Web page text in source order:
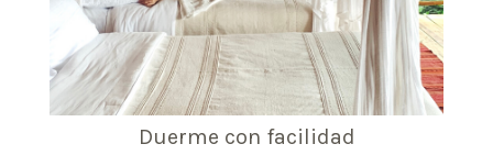
Duerme con facilidad